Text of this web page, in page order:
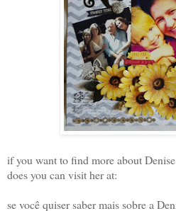
if you want to find more about
does you can visit her at:
se você quiser saber mais sobre a